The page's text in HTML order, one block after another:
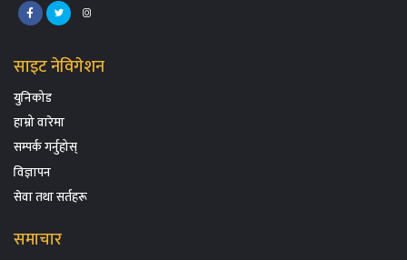
साइट नेविगेशन
युनिकोड
हाम्रो वारेमा
सम्पर्क गर्नुहोस्
विज्ञापन
सेवा तथा सर्तहरू
समाचार